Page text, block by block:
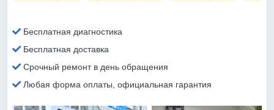
Бесплатная диагностика
Бесплатная доставка
Срочный ремонт в день обращения
Любая форма оплаты, официальная гарантия